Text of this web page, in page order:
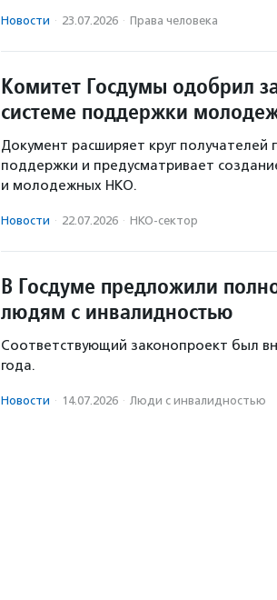
Новости · 23.07.2026 · Права человека
Комитет Госдумы одобрил
системе поддержки
Документ расширяет круг
поддержки и предусматривает
и молодежных НКО.
Новости · 22.07.2026 · НКО-сектор
В Госдуме предложили
людям с инвалидностью
Соответствующий законопроект был
года.
Новости · 14.07.2026 · Люди с инвалидностью